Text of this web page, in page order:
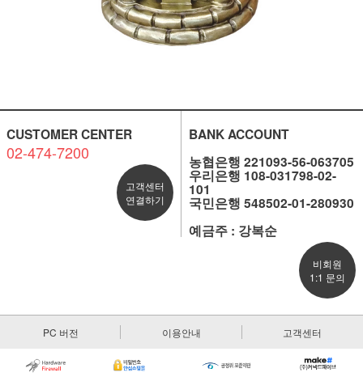
CUSTOMER CENTER
02-474-7200
고객센터
연결하기
BANK ACCOUNT
농협은행 221093-56-063705
우리은행 108-031798-02-
101
국민은행 548502-01-280930
예금주 : 강복순
비회원
1:1 문의
PC 버전 이용안내 고객센터